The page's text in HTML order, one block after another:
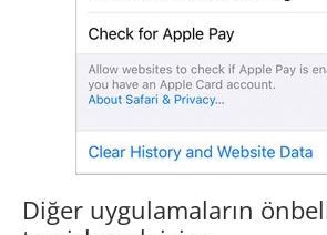
Diğer uygulamaların